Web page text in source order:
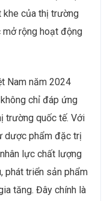
khe của thị trường
rộng hoạt động
Nam năm 2024
chỉ đáp ứng
trường quốc tế. Với
dược phẩm đặc trị
lực chất lượng
phát triển sản phẩm
tăng. Đây chính là